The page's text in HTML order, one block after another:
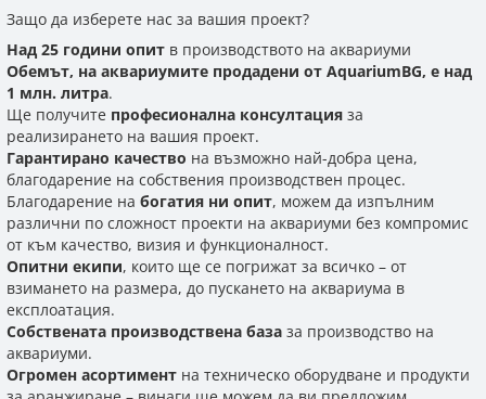
Защо да изберете нас за вашия проект?
Над 25 години опит в производството на аквариуми
Обемът, на аквариумите продадени от AquariumBG, е над
1 млн. литра.
Ще получите професионална консултация за
реализирането на вашия проект.
Гарантирано качество на възможно най-добра цена,
благодарение на собствения производствен процес.
Благодарение на богатия ни опит, можем да изпълним
различни по сложност проекти на аквариуми без компромис
от към качество, визия и функционалност.
Опитни екипи, които ще се погрижат за всичко – от
взимането на размера, до пускането на аквариума в
експлоатация.
Собствената производствена база за производство на
аквариуми.
Огромен асортимент на техническо оборудване и продукти
Нестандартни риби
Харацини
Магазин София - Младост
Магазин Пазарджик